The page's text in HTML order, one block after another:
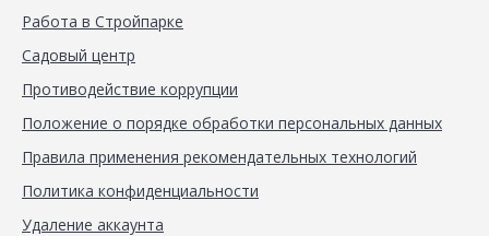
Работа в Стройпарке
Садовый центр
Противодействие коррупции
Положение о порядке обработки персональных данных
Правила применения рекомендательных технологий
Политика конфиденциальности
Удаление аккаунта